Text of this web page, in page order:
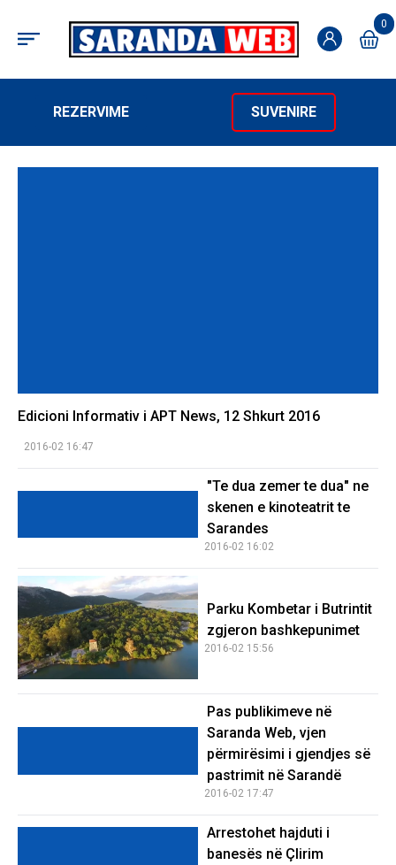
0
REZERVIME SUVENIRE
Edicioni Informativ i APT News, 12 Shkurt 2016
2016-02 16:47
"Te dua zemer te dua" ne
skenen e kinoteatrit te
Sarandes
2016-02 16:02
Parku Kombetar i Butrintit
zgjeron bashkepunimet
2016-02 15:56
Pas publikimeve në
Saranda Web, vjen
përmirësimi i gjendjes së
pastrimit në Sarandë
2016-02 17:47
Arrestohet hajduti i
banesës në Çlirim